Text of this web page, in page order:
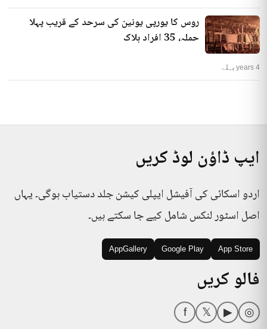
روس کا یورپی یونین کی سرحد کے قریب پہلا
حملہ، 35 افراد ہلاک
4 years پہلے
ایپ ڈاؤن لوڈ کریں
اردو اسکائی کی آفیشل ایپلی کیشن جلد دستیاب ہوگی۔ یہاں
اصل اسٹور لنکس شامل کیے جا سکتے ہیں۔
App Store
Google Play
AppGallery
فالو کریں
◎
▶
𝕏
f